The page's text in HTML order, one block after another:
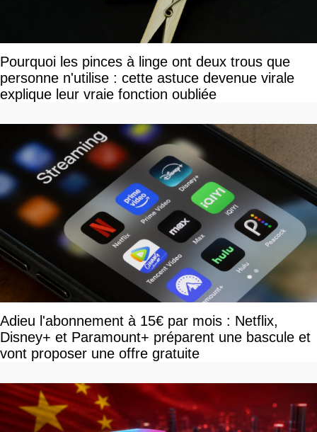
Pourquoi les pinces à linge ont deux trous que
personne n'utilise : cette astuce devenue virale
explique leur vraie fonction oubliée
Adieu l'abonnement à 15€ par mois : Netflix,
Disney+ et Paramount+ préparent une bascule et
vont proposer une offre gratuite